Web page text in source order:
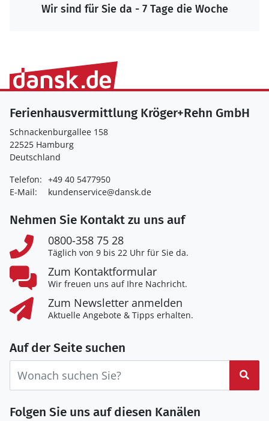
Wir sind für Sie da - 7 Tage die Woche
Ferienhausvermittlung Kröger+Rehn GmbH
Schnackenburgallee 158
22525 Hamburg
Deutschland
Telefon: +49 40 5477950
E-Mail:
kundenservice@dansk.de
Nehmen Sie Kontakt zu uns auf
0800-358 75 28
Täglich von 9 bis 22 Uhr für Sie da.
Zum Kontaktformular
Wir freuen uns auf Ihre Nachricht.
Zum Newsletter anmelden
Aktuelle Angebote & Tipps erhalten.
Auf der Seite suchen
Folgen Sie uns auf diesen Kanälen